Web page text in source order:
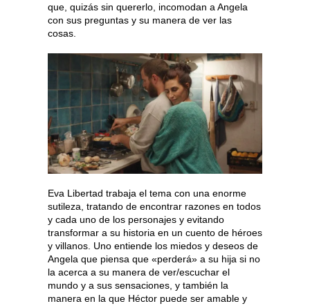
que, quizás sin quererlo, incomodan a Angela
con sus preguntas y su manera de ver las
cosas.
Eva Libertad trabaja el tema con una enorme
sutileza, tratando de encontrar razones en todos
y cada uno de los personajes y evitando
transformar a su historia en un cuento de héroes
y villanos. Uno entiende los miedos y deseos de
Angela que piensa que «perderá» a su hija si no
la acerca a su manera de ver/escuchar el
mundo y a sus sensaciones, y también la
manera en la que Héctor puede ser amable y